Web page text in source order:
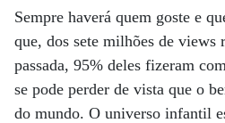
Sempre haverá quem goste e
que, dos sete milhões de views
passada, 95% deles fizeram
se pode perder de vista que o
do mundo. O universo infantil